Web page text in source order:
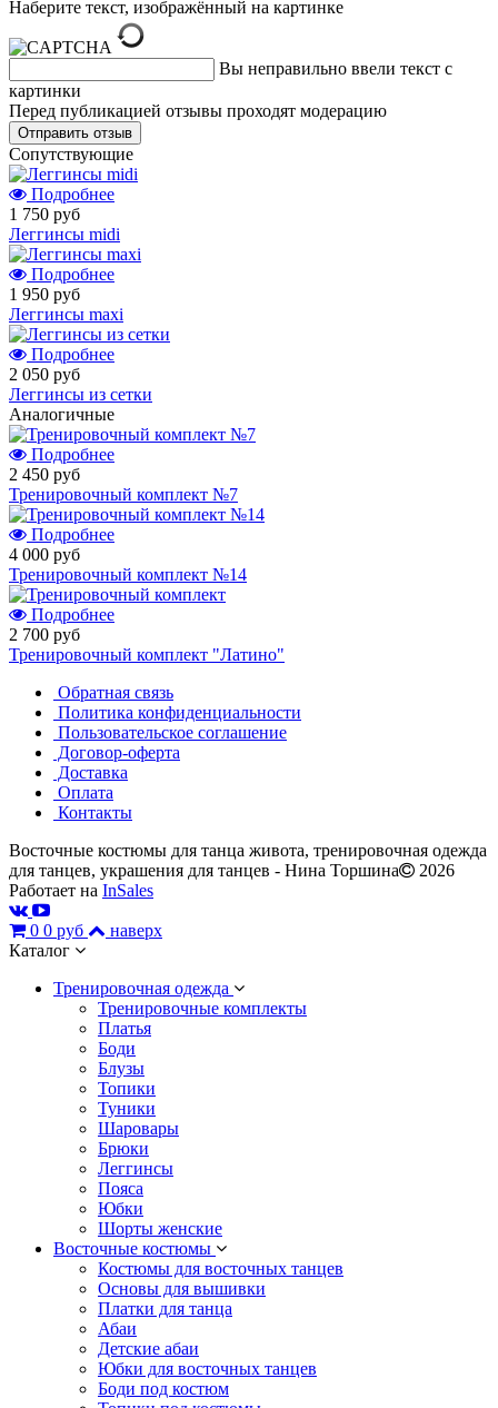
Наберите текст, изображённый на картинке
Вы неправильно ввели текст с
картинки
Перед публикацией отзывы проходят модерацию
Cопутствующие
Подробнее
1 750 руб
Леггинсы midi
Подробнее
1 950 руб
Леггинсы maxi
Подробнее
2 050 руб
Леггинсы из сетки
Аналогичные
Подробнее
2 450 руб
Тренировочный комплект №7
Подробнее
4 000 руб
Тренировочный комплект №14
Подробнее
2 700 руб
Тренировочный комплект "Латино"
Обратная связь
Политика конфиденциальности
Пользовательское соглашение
Договор-оферта
Доставка
Оплата
Контакты
Восточные костюмы для танца живота, тренировочная одежда
для танцев, украшения для танцев - Нина Торшина
2026
Работает на InSales
0 0 руб
наверх
Каталог
Тренировочная одежда
Тренировочные комплекты
Платья
Боди
Блузы
Топики
Туники
Шаровары
Брюки
Леггинсы
Пояса
Юбки
Шорты женские
Восточные костюмы
Костюмы для восточных танцев
Основы для вышивки
Платки для танца
Абаи
Детские абаи
Юбки для восточных танцев
Боди под костюм